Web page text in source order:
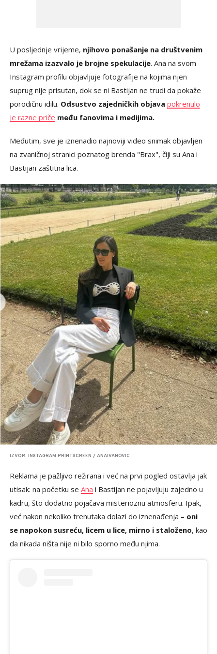
U posljednje vrijeme, njihovo ponašanje na društvenim
mrežama izazvalo je brojne spekulacije. Ana na svom
Instagram profilu objavljuje fotografije na kojima njen
suprug nije prisutan, dok se ni Bastijan ne trudi da pokaže
porodičnu idilu. Odsustvo zajedničkih objava pokrenulo
je razne priče među fanovima i medijima.
Međutim, sve je iznenadio najnoviji video snimak objavljen
na zvaničnoj stranici poznatog brenda "Brax", čiji su Ana i
Bastijan zaštitna lica.
IZVOR: INSTAGRAM PRINTSCREEN / ANAIVANOVIC
Reklama je pažljivo režirana i već na prvi pogled ostavlja jak
utisak: na početku se Ana i Bastijan ne pojavljuju zajedno u
kadru, što dodatno pojačava misterioznu atmosferu. Ipak,
već nakon nekoliko trenutaka dolazi do iznenađenja – oni
se napokon susreću, licem u lice, mirno i staloženo, kao
da nikada ništa nije ni bilo sporno među njima.